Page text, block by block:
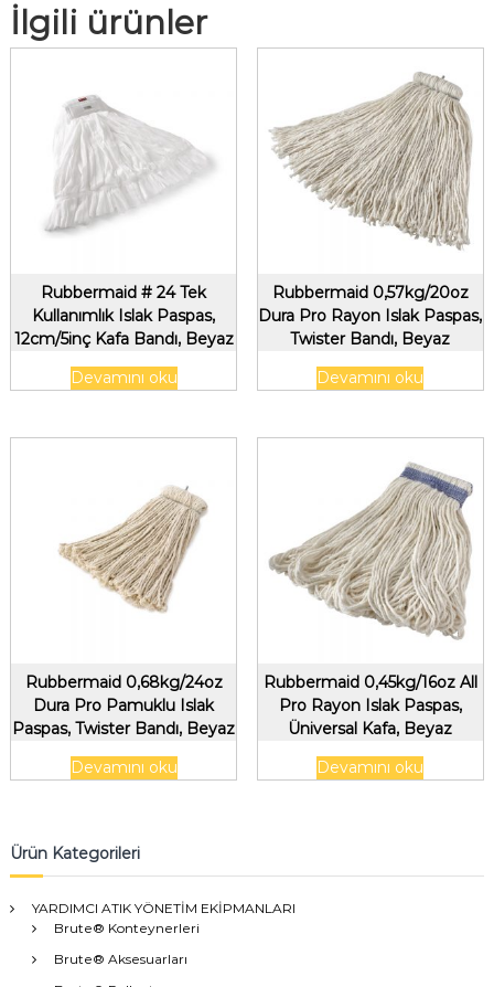
İlgili ürünler
Rubbermaid # 24 Tek
Kullanımlık Islak Paspas,
12cm/5inç Kafa Bandı, Beyaz
Devamını oku
Rubbermaid 0,57kg/20oz
Dura Pro Rayon Islak Paspas,
Twister Bandı, Beyaz
Devamını oku
Rubbermaid 0,68kg/24oz
Dura Pro Pamuklu Islak
Paspas, Twister Bandı, Beyaz
Devamını oku
Rubbermaid 0,45kg/16oz All
Pro Rayon Islak Paspas,
Üniversal Kafa, Beyaz
Devamını oku
Ürün Kategorileri
YARDIMCI ATIK YÖNETİM EKİPMANLARI
Brute® Konteynerleri
Brute® Aksesuarları